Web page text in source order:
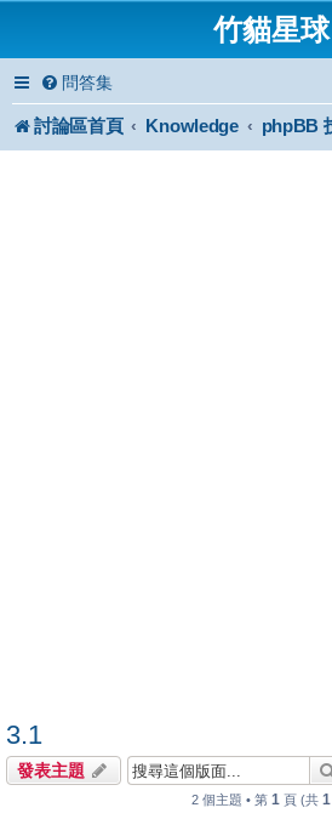
竹貓星球
問答集
討論區首頁 Knowledge
3.1
發表主題
2 個主題 • 第 1 頁 (共 1